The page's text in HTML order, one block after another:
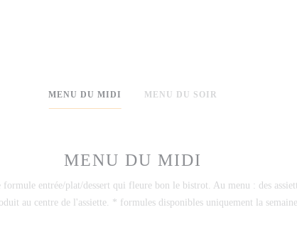
MENU DU MIDI MENU DU SOIR
MENU DU MIDI
entrée/plat/dessert qui fleure bon le bistrot. Au menu : des
au centre de l'assiette. * formules disponibles uniquement la